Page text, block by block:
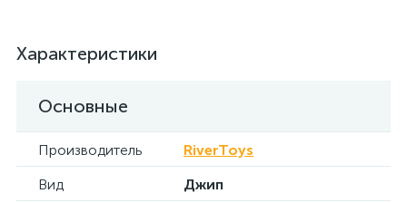
Характеристики
Основные
Производитель
RiverToys
Вид
Джип